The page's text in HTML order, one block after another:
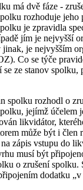
má dvě fáze -
rozhoduje jeho
je zpravidla
jím je nejvyšší
je nejvyšším
Co se týče
ze stanov spolku,
spolku rozhodl o
jejímž účelem
likvidátor,
může být i člen
zápis vstupu do
musí být
o zrušení spolku.
dodatku